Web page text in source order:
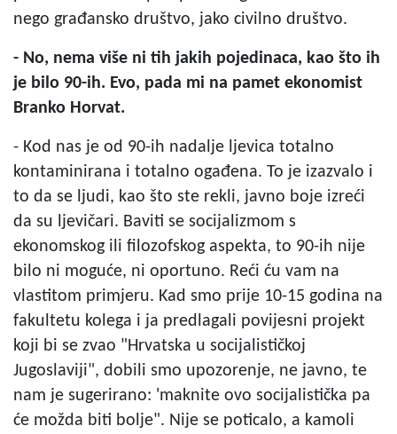
nego građansko društvo, jako civilno društvo.
- No, nema više ni tih jakih pojedinaca, kao što ih
je bilo 90-ih. Evo, pada mi na pamet ekonomist
Branko Horvat.
- Kod nas je od 90-ih nadalje ljevica totalno
kontaminirana i totalno ogađena. To je izazvalo i
to da se ljudi, kao što ste rekli, javno boje izreći
da su ljevičari. Baviti se socijalizmom s
ekonomskog ili filozofskog aspekta, to 90-ih nije
bilo ni moguće, ni oportuno. Reći ću vam na
vlastitom primjeru. Kad smo prije 10-15 godina na
fakultetu kolega i ja predlagali povijesni projekt
koji bi se zvao "Hrvatska u socijalističkoj
Jugoslaviji", dobili smo upozorenje, ne javno, te
nam je sugerirano: 'maknite ovo socijalistička pa
će možda biti bolje". Nije se poticalo, a kamoli